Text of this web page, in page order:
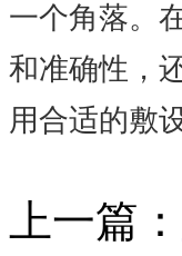
一个角落。
和准确性，
用合适的敷
上一篇：